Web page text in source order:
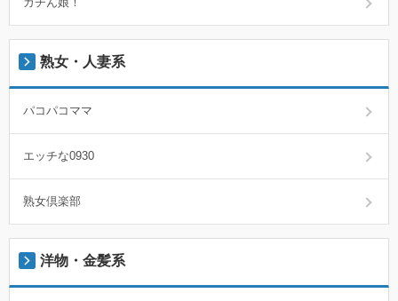
熟女・人妻系
パコパコママ
エッチな0930
熟女倶楽部
洋物・金髪系